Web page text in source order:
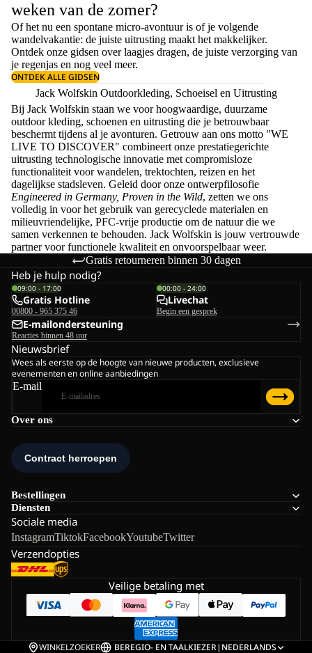
weken van de zomer?
Of het nu een spontane micro-avontuur is of je volgende
wandelvakantie: de juiste uitrusting maakt het makkelijker.
Ontdek onze gidsen overlaagjes dragen, de juiste verzorging van
je regenjas en nog veel meer.
ONTDEK ALLE GIDSEN
Jack Wolfskin Outdoorkleding, Schoeisel en Uitrusting
Bij Jack Wolfskin staan we voor hoogwaardige, duurzame
outdoor kleding, schoenen en uitrusting die je betrouwbaar
beschermt tijdens al je avonturen. Getrouw aan ons motto "WE
LIVE TO DISCOVER" combineert onze prestatiegerichte
uitrusting technologische innovatie met compromisloze
functionaliteit voor wandelen, trektochten, reizen en het
dagelijkse stadsleven. Geleid door onze ontwerpfilosofie
Engineered in Germany, Proven in the Wild, zetten we ons
volledig in voor het gebruik van gerecyclede materialen en
milieuvriendelijke, PFC-vrije productie om de natuur die we
samen verkennen te behouden. Jack Wolfskin is jouw vertrouwde
partner voor functionele kwaliteit en onvoorspelbaar weer.
Gratis retourneren binnen 30 dagen
Over ons
Bestellingen
Diensten
Sociale media
InstagramTiktokFacebookYoutubeTwitter
Verzendopties
Heb je hulp nodig?
09:00 - 17:00
Gratis Hotline
00800 - 965 375 46
00:00 - 24:00
Livechat
Begin een gesprek
E-mailondersteuning
Reacties binnen 48 uur
Nieuwsbrief
Wees als eerste op de hoogte van nieuwe producten, exclusieve
evenementen en online aanbiedingen
E-mail
Veilige betaling met
WINKELZOEKER BEREGIO- EN TAALKIEZER| NEDERLANDS